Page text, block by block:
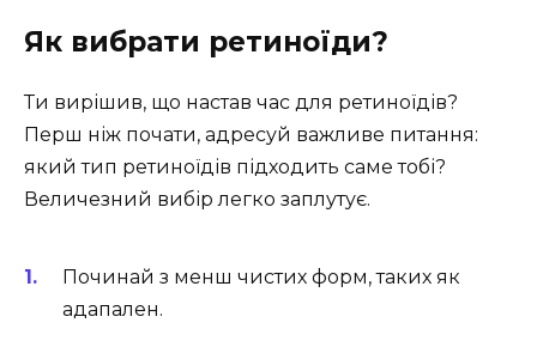
Як вибрати ретиноїди?
Ти вирішив, що настав час для ретиноїдів?
Перш ніж почати, адресуй важливе питання:
який тип ретиноїдів підходить саме тобі?
Величезний вибір легко заплутує.
Починай з менш чистих форм, таких як
адапален.